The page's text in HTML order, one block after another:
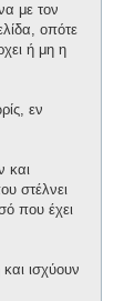
με τον
οπότε
ή μη η
εν
και
στέλνει
που έχει
ισχύουν